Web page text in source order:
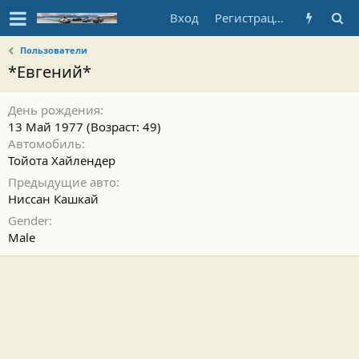
Вход Регистрация
Пользователи
*Евгений*
День рождения
13 Май 1977 (Возраст: 49)
Автомобиль
Тойота Хайлендер
Предыдущие авто
Ниссан Кашкай
Gender
Male